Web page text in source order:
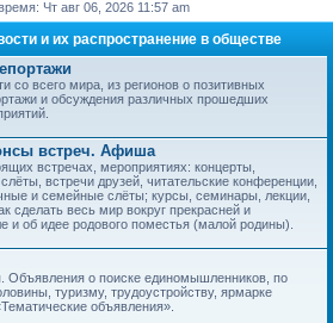
Чт авг 06, 2026 11:57 am
и их распространение в обществе
со всего мира, из регионов о позитивных
и обсуждения различных прошедших
встреч. Афиша
встречах, мероприятиях: концерты,
встречи друзей, читательские конференции,
и семейные слёты; курсы, семинары, лекции,
сделать весь мир вокруг прекрасней и
и об идее родового поместья (малой родины).
Объявления о поиске единомышленников, по
туризму, трудоустройству, ярмарке
объявления».